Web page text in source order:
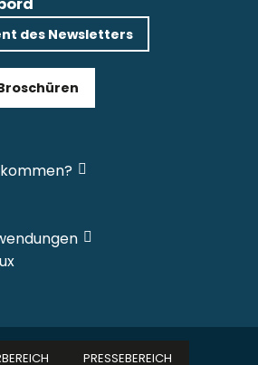
des Newsletters
PRESSEBEREICH